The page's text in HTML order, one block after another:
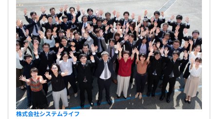
株式会社システムライフ